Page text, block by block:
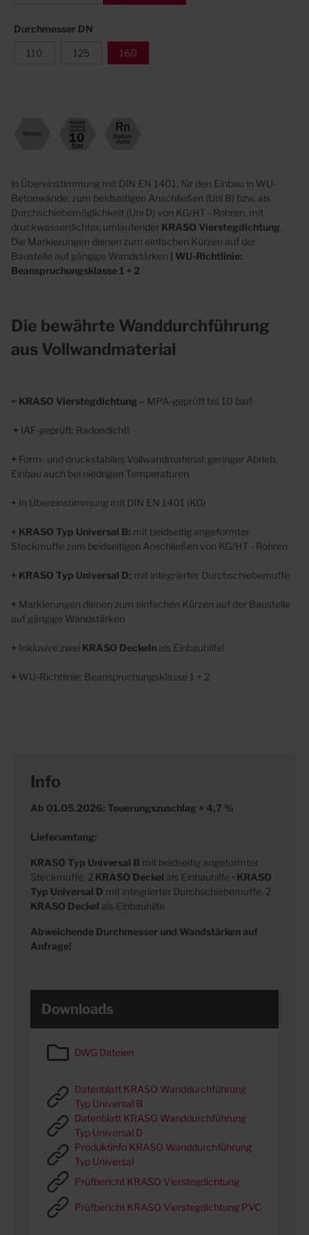
Durchmesser DN
110 125 160
in Übereinstimmung mit DIN EN 1401, für den Einbau in WU-
Betonwände, zum beidseitigen Anschließen (Uni B) bzw. als
Durchschiebemöglichkeit (Uni D) von KG/HT - Rohren, mit
druckwasserdichter, umlaufender KRASO Vierstegdichtung.
Die Markierungen dienen zum einfachen Kürzen auf der
Baustelle auf gängige Wandstärken
| WU-Richtlinie:
Beanspruchungsklasse 1 + 2
Die bewährte Wanddurchführung
aus Vollwandmaterial
+ KRASO Vierstegdichtung – MPA-geprüft bis 10 bar!
+ IAF-geprüft: Radondicht!
+ Form- und druckstabiles Vollwandmaterial: geringer Abrieb,
Einbau auch bei niedrigen Temperaturen
+ In Übereinstimmung mit DIN EN 1401 (KG)
+ KRASO Typ Universal B: mit beidseitig angeformter
Steckmuffe zum beidseitigen Anschließen von KG/HT - Rohren
+ KRASO Typ Universal D: mit integrierter Durchschiebemuffe
+ Markierungen dienen zum einfachen Kürzen auf der Baustelle
auf gängige Wandstärken
+ Inklusive zwei KRASO Deckeln als Einbauhilfe!
+ WU-Richtlinie: Beanspruchungsklasse 1 + 2
Info
Ab 01.05.2026: Teuerungszuschlag + 4,7 %
Lieferumfang:
KRASO Typ Universal B mit beidseitig angeformter
Steckmuffe, 2 KRASO Deckel als Einbauhilfe • KRASO
Typ Universal D mit integrierter Durchschiebemuffe, 2
KRASO Deckel als Einbauhilfe
Abweichende Durchmesser und Wandstärken auf
Anfrage!
Downloads
DWG Dateien
Datenblatt KRASO Wanddurchführung
Typ Universal B
Datenblatt KRASO Wanddurchführung
Typ Universal D
Produktinfo KRASO Wanddurchführung
Typ Universal
Prüfbericht KRASO Vierstegdichtung
Prüfbericht KRASO Vierstegdichtung PVC